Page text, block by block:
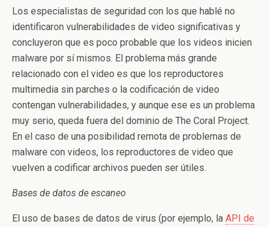
Los especialistas de seguridad con los que hablé no
identificaron vulnerabilidades de video significativas y
concluyeron que es poco probable que los videos inicien
malware por sí mismos. El problema más grande
relacionado con el video es que los reproductores
multimedia sin parches o la codificación de video
contengan vulnerabilidades, y aunque ese es un problema
muy serio, queda fuera del dominio de The Coral Project.
En el caso de una posibilidad remota de problemas de
malware con videos, los reproductores de video que
vuelven a codificar archivos pueden ser útiles.
Bases de datos de escaneo
El uso de bases de datos de virus (por ejemplo, la API de